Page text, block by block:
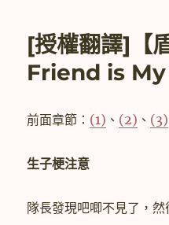
冬】
is
[授權翻譯]【
Friend is
前面章節： (1) 、 (2) 、 (3)
生子梗注意
隊長發現吧唧不見了，